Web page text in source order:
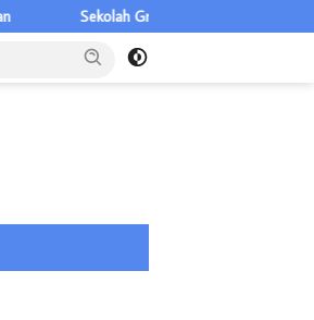
Sekolah Gratis Disambut Pelajar Nias,